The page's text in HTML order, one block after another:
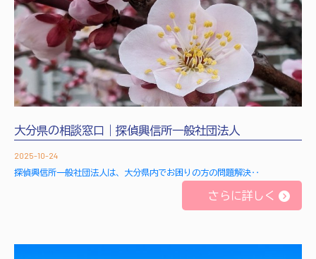
大分県の相談窓口｜探偵興信所一般社団法人
2025-10-24
探偵興信所一般社団法人は、大分県内でお困りの方の問題解決‥
さらに詳しく